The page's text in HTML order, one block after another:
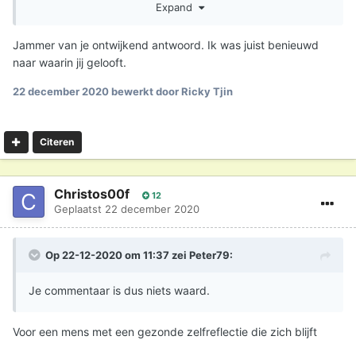
Ik ben hierin niet relevant. Het gaat erom wat de schrijver
waar een Demiurg dualistisch naast de hoogste God
staat.
Expand
Jammer van je ontwijkend antwoord. Ik was juist benieuwd
naar waarin jij gelooft.
22 december 2020bewerkt door Ricky Tjin
Citeren
Christos00f 12
Geplaatst 22 december 2020
Op 22-12-2020 om 11:37 zei Peter79:
Je commentaar is dus niets waard.
Voor een mens met een gezonde zelfreflectie die zich blijft